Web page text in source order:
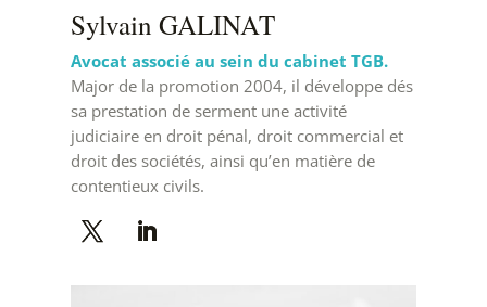
Sylvain GALINAT
Avocat associé au sein du cabinet TGB.
Major de la promotion 2004, il développe dés
sa prestation de serment une activité
judiciaire en droit pénal, droit commercial et
droit des sociétés, ainsi qu’en matière de
contentieux civils.